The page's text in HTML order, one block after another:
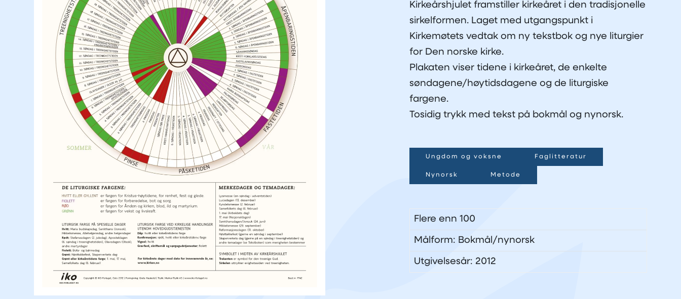
Kirkeårshjulet framstiller kirkeåret i den tradisjonelle
sirkelformen. Laget med utgangspunkt i
Kirkemøtets vedtak om ny tekstbok og nye liturgier
for Den norske kirke.
Plakaten viser tidene i kirkeåret, de enkelte
søndagene/høytidsdagene og de liturgiske
fargene.
Tosidig trykk med tekst på bokmål og nynorsk.
Ungdom og voksne Faglitteratur
Nynorsk Metode
Flere enn 100
Målform: Bokmål/nynorsk
Utgivelsesår: 2012